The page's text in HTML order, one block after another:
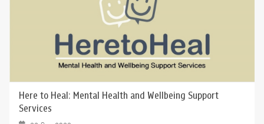
Here to Heal: Mental Health and Wellbeing Support
Services